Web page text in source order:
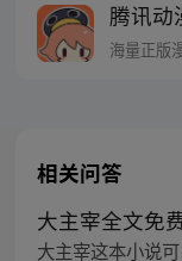
腾讯动
海量正版
相关问答
大主宰全文免
大主宰这本小说